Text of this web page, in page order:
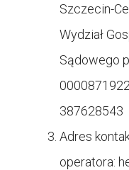
Szczecin-
Wydział
Sądowego
387628543
Adres
operatora: